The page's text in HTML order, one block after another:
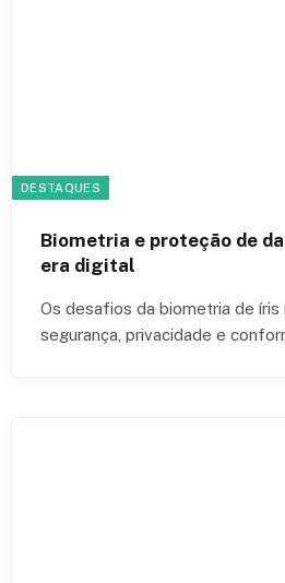
DESTAQUES
Biometria e proteção de
era digital
Os desafios da biometria de íris
segurança, privacidade e